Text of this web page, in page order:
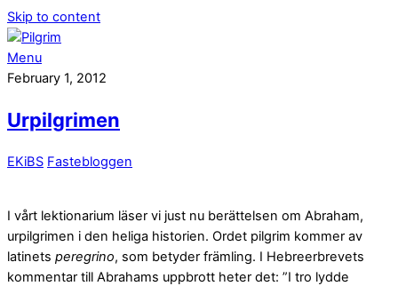
Skip to content
Menu
February 1, 2012
Urpilgrimen
EKiBS Fastebloggen
I vårt lektionarium läser vi just nu berättelsen om Abraham,
urpilgrimen i den heliga historien. Ordet pilgrim kommer av
latinets peregrino, som betyder främling. I Hebreerbrevets
kommentar till Abrahams uppbrott heter det: ”I tro lydde